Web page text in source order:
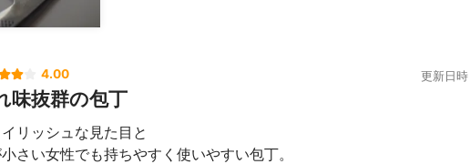
4.00 更新日
味抜群の包丁
リッシュな見た目と
さい女性でも持ちやすく使いやすい包丁。